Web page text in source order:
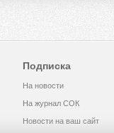
Подписка
На новости
На журнал СОК
Новости на ваш сайт